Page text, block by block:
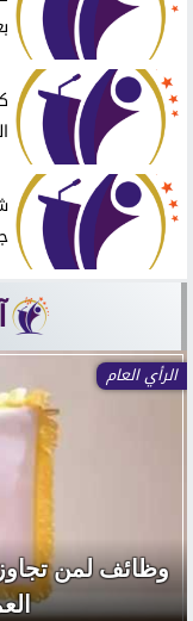
لمن تجاوزوا 40 عامًا.. تفاصيل
التسجيل